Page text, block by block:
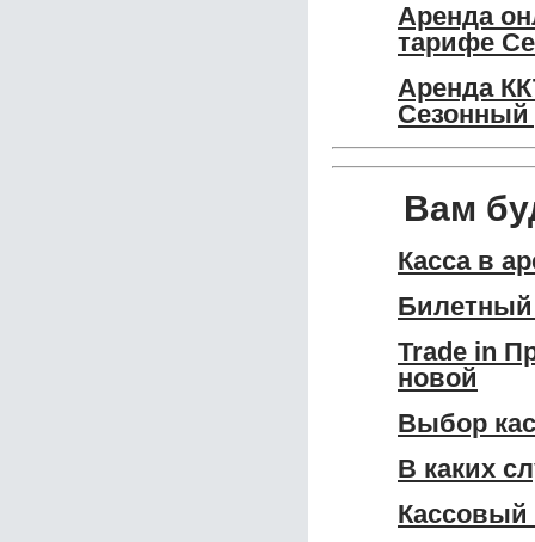
Аренда
тарифе
Аренда
Сезонный
Вам
Касса в
Билетный
Trade in
новой
Выбор
В каких
Кассовый